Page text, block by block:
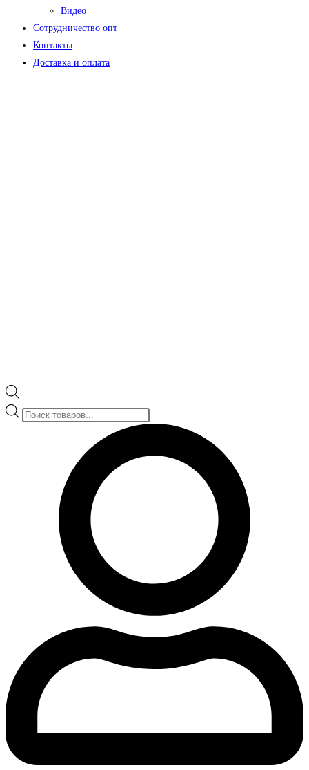
Видео
Сотрудничество опт
Контакты
Доставка и оплата
Поиск